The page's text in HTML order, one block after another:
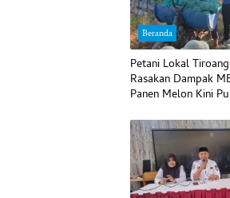
Beranda
Petani Lokal
Rasakan Dampak
Panen Melon Kini